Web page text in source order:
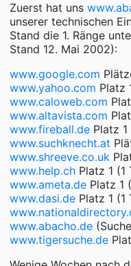
Zuerst hat uns
unserer technischen
Stand die 1. Ränge
Stand 12. Mai 2002):
www.google.com
www.yahoo.com Platz
www.caloweb.com
www.altavista.com
www.fireball.de Platz
www.suchknecht.at
www.shreeve.co.uk
www.help.ch Platz 1 (1
www.ameta.de Platz 1
www.dasi.de Platz 1 (1
www.abacho.de
www.tigersuche.de